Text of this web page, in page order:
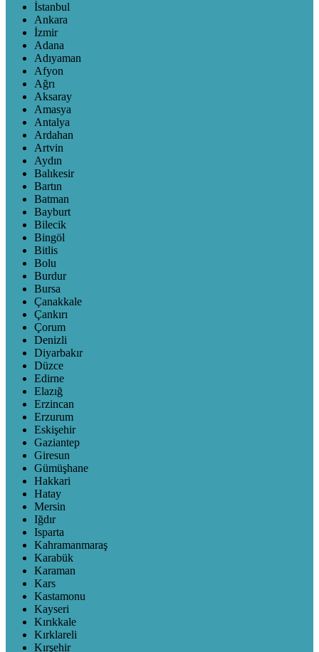
İstanbul
Ankara
İzmir
Adana
Adıyaman
Afyon
Ağrı
Aksaray
Amasya
Antalya
Ardahan
Artvin
Aydın
Balıkesir
Bartın
Batman
Bayburt
Bilecik
Bingöl
Bitlis
Bolu
Burdur
Bursa
Çanakkale
Çankırı
Çorum
Denizli
Diyarbakır
Düzce
Edirne
Elazığ
Erzincan
Erzurum
Eskişehir
Gaziantep
Giresun
Gümüşhane
Hakkari
Hatay
Mersin
Iğdır
Isparta
Kahramanmaraş
Karabük
Karaman
Kars
Kastamonu
Kayseri
Kırıkkale
Kırklareli
Kırşehir